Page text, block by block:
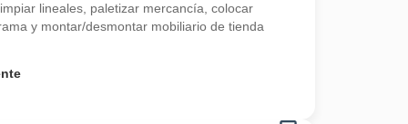
lineales, paletizar mercancía, colocar
y montar/desmontar mobiliario de tienda